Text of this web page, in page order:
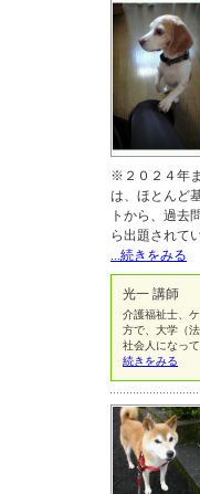
※２０２４年
は、ほとんど
トから、過去
ら出題されて
...続きをみる
光一 講師
介護福祉士、
方で、大学（
社会人になっ
続きをみる